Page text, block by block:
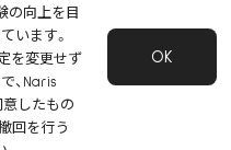
ただくために
記
会社概要
会員規約
の向上を目
います。
を変更せず
、Naris
意したもの
回を行う
OK